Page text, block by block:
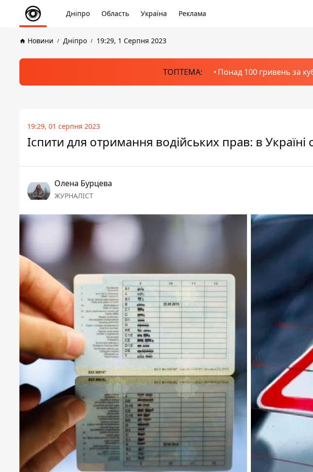
Дніпро Область Україна Реклама
Новини Дніпро 19:29, 1 Серпня 2023
ТОПТЕМА: Понад 100 гривень за
19:29, 01 серпня 2023
Іспити для отримання водійських прав: в
Олена Бурцева
ЖУРНАЛІСТ